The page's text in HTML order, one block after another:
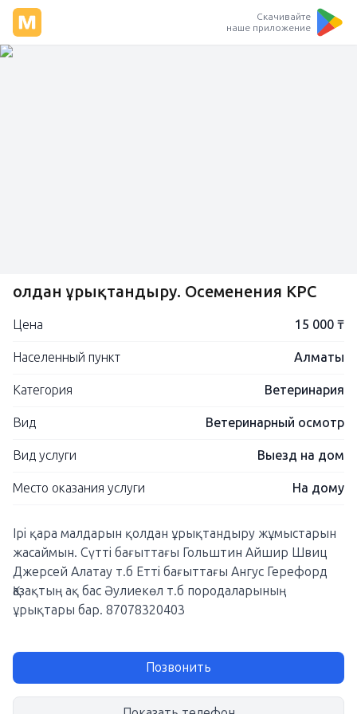
Скачивайте
наше приложение
Қолдан ұрықтандыру. Осеменения КРС
Цена 15 000 ₸
Населенный пункт Алматы
Категория Ветеринария
Вид Ветеринарный осмотр
Вид услуги Выезд на дом
Место оказания услуги На дому
Iрi қара малдарын қолдан ұрықтандыру жұмыстарын
жасаймын. Сүтті бағыттағы Гольштин Айшир Швиц
Джерсей Алатау т.б Етті бағыттағы Ангус Герефорд
Қазақтың ақ бас Әулиекөл т.б породаларының
ұрықтары бар. 87078320403
Позвонить